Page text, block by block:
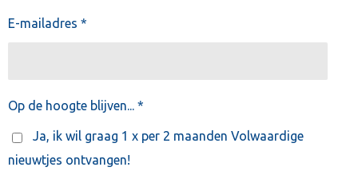
E-mailadres *
Op de hoogte blijven... *
Ja, ik wil graag 1 x per 2 maanden Volwaardige
nieuwtjes ontvangen!